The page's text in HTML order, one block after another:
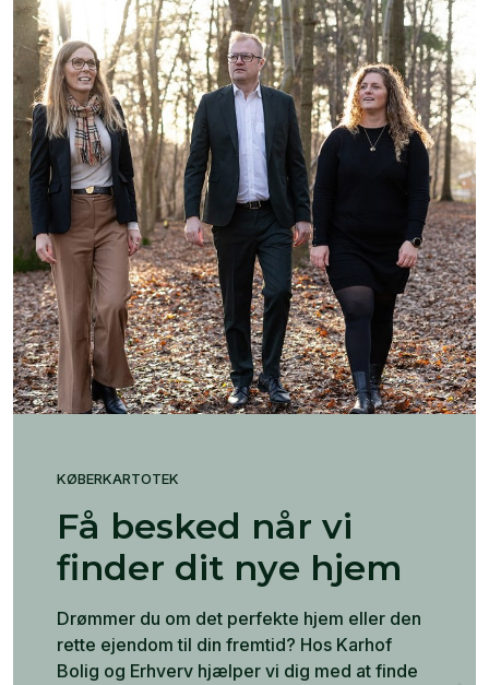
KØBERKARTOTEK
Få besked når vi
finder dit nye hjem
Drømmer du om det perfekte hjem eller den
rette ejendom til din fremtid? Hos Karhof
Bolig og Erhverv hjælper vi dig med at finde